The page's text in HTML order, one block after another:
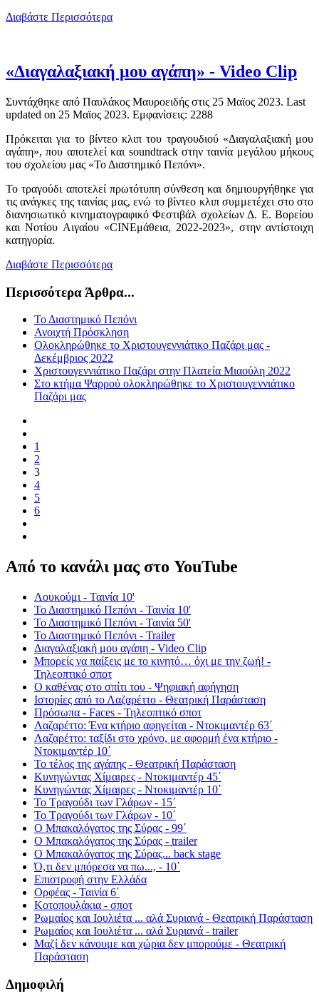
Διαβάστε Περισσότερα
«Διαγαλαξιακή μου αγάπη» - Video Clip
Συντάχθηκε από Παυλάκος Μαυροειδής στις 25 Μαϊος 2023. Last
updated on 25 Μαϊος 2023. Εμφανίσεις: 2288
Πρόκειται για το βίντεο κλιπ του τραγουδιού «Διαγαλαξιακή μου
αγάπη», που αποτελεί και soundtrack στην ταινία μεγάλου μήκους
του σχολείου μας «Το Διαστημικό Πεπόνι».
Το τραγούδι αποτελεί πρωτότυπη σύνθεση και δημιουργήθηκε για
τις ανάγκες της ταινίας μας, ενώ το βίντεο κλιπ συμμετέχει στο στο
διανησιωτικό κινηματογραφικό Φεστιβάλ σχολείων Δ. Ε. Βορείου
και Νοτίου Αιγαίου «CINEμάθεια, 2022-2023», στην αντίστοιχη
κατηγορία.
Διαβάστε Περισσότερα
Περισσότερα Άρθρα...
Το Διαστημικό Πεπόνι
Ανοιχτή Πρόσκληση
Ολοκληρώθηκε το Χριστουγεννιάτικο Παζάρι μας -
Δεκέμβριος 2022
Χριστουγεννιάτικο Παζάρι στην Πλατεία Μιαούλη 2022
Στο κτήμα Ψαρρού ολοκληρώθηκε το Χριστουγεννιάτικο
Παζάρι μας
1
2
3
4
5
6
Από το κανάλι μας στο YouTube
Λουκούμι - Ταινία 10'
Το Διαστημικό Πεπόνι - Ταινία 10'
Το Διαστημικό Πεπόνι - Ταινία 50'
Το Διαστημικό Πεπόνι - Trailer
Διαγαλαξιακή μου αγάπη - Video Clip
Μπορείς να παίξεις με το κινητό… όχι με την ζωή! -
Τηλεοπτικό σποτ
Ο καθένας στο σπίτι του - Ψηφιακή αφήγηση
Ιστορίες από το Λαζαρέττο - Θεατρική Παράσταση
Πρόσωπα - Faces - Τηλεοπτικό σποτ
Λαζαρέττο: Ένα κτήριο αφηγείται - Ντοκιμαντέρ 63΄
Λαζαρέττο: ταξίδι στο χρόνο, με αφορμή ένα κτήριο -
Ντοκιμαντέρ 10΄
Το τέλος της αγάπης - Θεατρική Παράσταση
Κυνηγώντας Χίμαιρες - Ντοκιμαντέρ 45΄
Κυνηγώντας Χίμαιρες - Ντοκιμαντέρ 10΄
Το Τραγούδι των Γλάρων - 15΄
Το Τραγούδι των Γλάρων - 10΄
Ο Μπακαλόγατος της Σύρας - 99΄
Ο Μπακαλόγατος της Σύρας - trailer
Ο Μπακαλόγατος της Σύρας... back stage
Ό,τι δεν μπόρεσα να πω..., - 10΄
Επιστροφή στην Ελλάδα
Ορφέας - Ταινία 6΄
Κοτοπουλάκια - σποτ
Ρωμαίος και Ιουλιέτα ... αλά Συριανά - Θεατρική Παράσταση
Ρωμαίος και Ιουλιέτα ... αλά Συριανά - trailer
Μαζί δεν κάνουμε και χώρια δεν μπορούμε - Θεατρική
Παράσταση
Δημοφιλή